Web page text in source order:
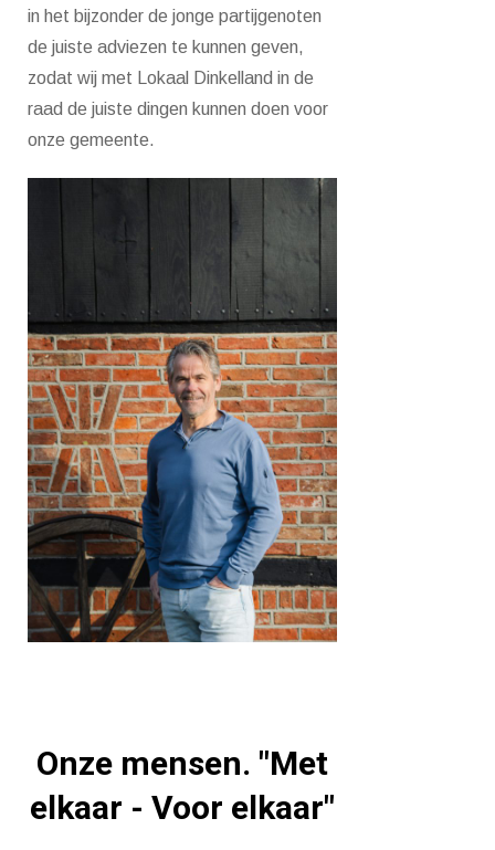
in het bijzonder de jonge partijgenoten
de juiste adviezen te kunnen geven,
zodat wij met Lokaal Dinkelland in de
raad de juiste dingen kunnen doen voor
onze gemeente.
Onze mensen. "Met
elkaar - Voor elkaar"